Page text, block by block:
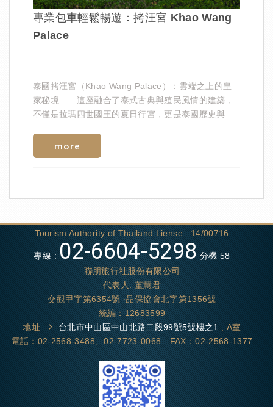
專業包車輕鬆暢遊：拷汪宮 Khao Wang
Palace
泰國拷汪宮（Khao Wang Palace）：雲端之上的皇
家秘境——這座融合了泰式古典與殖民風情的建築，
不僅是拉瑪四世國王的夏日行宮，更是泰國歷史與自
隱于山林的王室傳奇
拷汪宮始建於 1860 年，在位的​​拉瑪四世 (King
Rama IV)​​，因癡迷天文學，渴望尋求一處遠離宮廷喧
囂又能清心觀星之地。這座海拔僅92米的石灰岩山
丘，成了​​拷汪宮​​的基座。國王親自設計藍圖，將傳統
泰式建築的優雅、中式風格的對稱氣韻，以及歐陸新
古典主義的堂皇完美交融。宮殿群沿著山勢鋪展，錯
落有致，成為真正的“​​山中之城​​”，至今仍是​​泰國建築
史上​​一顆璀璨的明珠。
拉瑪四世選擇在此修建行宮，不僅因其地勢險峻易守
難攻，更因山頂視野開闊，可俯瞰整個巴蜀府平原與
more
Tourism Authority of Thailand Liense : 14/00716
專線 : 02-6604-5298 分機 58
聯朋旅行社股份有限公司
代表人: 董慧君
交觀甲字第6354號 ‧品保協會北字第1356號
統編：12683599
地址
台北市中山區中山北路二段99號5號樓之1
, A室
電話：02-2568-3488、02-7723-0068 FAX：02-2568-1377